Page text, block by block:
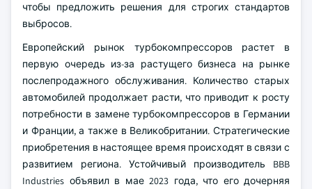
чтобы предложить решения для строгих стандартов
выбросов.
Европейский рынок турбокомпрессоров растет в
первую очередь из-за растущего бизнеса на рынке
послепродажного обслуживания. Количество старых
автомобилей продолжает расти, что приводит к росту
потребности в замене турбокомпрессоров в Германии
и Франции, а также в Великобритании. Стратегические
приобретения в настоящее время происходят в связи с
развитием региона. Устойчивый производитель BBB
Industries объявил в мае 2023 года, что его дочерняя